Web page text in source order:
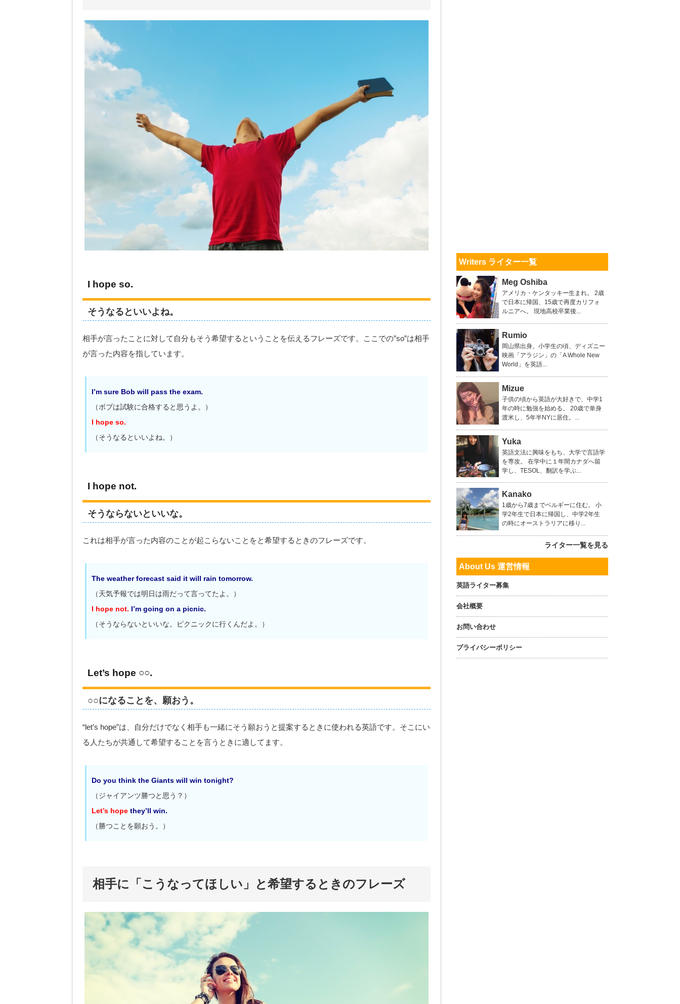
I hope so.
そうなるといいよね。
相手が言ったことに対して自分もそう希望するということを伝えるフレーズです。ここでの”so”は相手
が言った内容を指しています。
I’m sure Bob will pass the exam.
（ボブは試験に合格すると思うよ。）
I hope so.
（そうなるといいよね。）
I hope not.
そうならないといいな。
これは相手が言った内容のことが起こらないことをと希望するときのフレーズです。
The weather forecast said it will rain tomorrow.
（天気予報では明日は雨だって言ってたよ。）
I hope not. I’m going on a picnic.
（そうならないといいな。ピクニックに行くんだよ。）
Let’s hope ○○.
○○になることを、願おう。
“let’s hope”は、自分だけでなく相手も一緒にそう願おうと提案するときに使われる英語です。そこにい
る人たちが共通して希望することを言うときに適してます。
Do you think the Giants will win tonight?
（ジャイアンツ勝つと思う？）
Let’s hope they’ll win.
（勝つことを願おう。）
相手に「こうなってほしい」と希望するときのフレーズ
Writers ライター一覧
Meg Oshiba
アメリカ・ケンタッキー生まれ。 2歳
で日本に帰国、15歳で再度カリフォ
ルニアへ。 現地高校卒業後...
Rumio
岡山県出身。小学生の頃、ディズニー
映画「アラジン」の「A Whole New
World」を英語...
Mizue
子供の頃から英語が大好きで、中学1
年の時に勉強を始める。 20歳で単身
渡米し、5年半NYに居住。...
Yuka
英語文法に興味をもち、大学で言語学
を専攻。 在学中に１年間カナダへ留
学し、TESOL、翻訳を学ぶ...
Kanako
1歳から7歳までベルギーに住む。 小
学2年生で日本に帰国し、中学2年生
の時にオーストラリアに移り...
ライター一覧を見る
About Us 運営情報
英語ライター募集
会社概要
お問い合わせ
プライバシーポリシー